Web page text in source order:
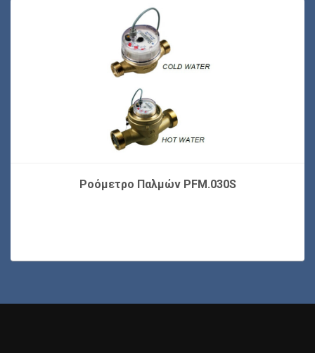
Ροόμετρο Παλμών PFM.030S